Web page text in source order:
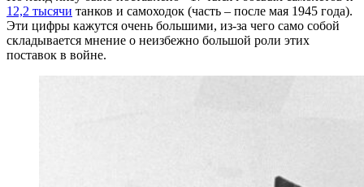
12,2 тысячи танков и самоходок (часть – после мая 1945 года).
Эти цифры кажутся очень большими, из-за чего само собой
складывается мнение о неизбежно большой роли этих
поставок в войне.